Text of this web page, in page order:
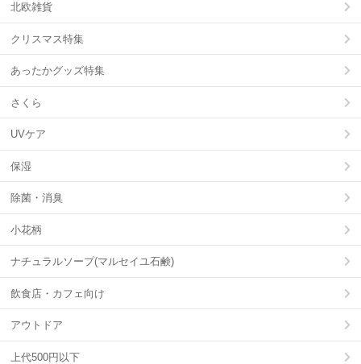
北欧雑貨
クリスマス特集
あったかグッズ特集
さくら
UVケア
保湿
除菌・消臭
小花柄
ナチュラルソープ(マルセイユ石鹸)
飲食店・カフェ向け
アウトドア
上代500円以下